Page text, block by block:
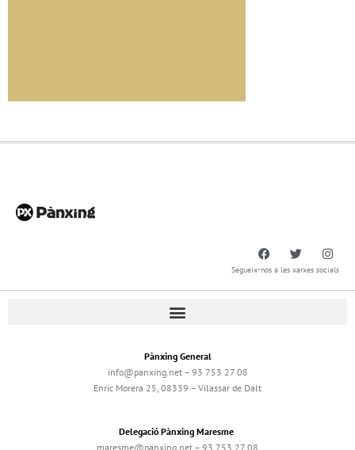
Segueix-nos a les xarxes socials
Pànxing General
info@panxing.net – 93 753 27 08
Enric Morera 25, 08339 – Vilassar de Dalt
Delegació Pànxing Maresme
maresme@panxing.net – 93 753 27 08